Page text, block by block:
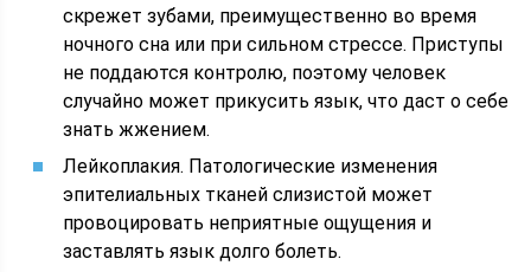
скрежет зубами, преимущественно во время
ночного сна или при сильном стрессе. Приступы
не поддаются контролю, поэтому человек
случайно может прикусить язык, что даст о себе
знать жжением.
Лейкоплакия. Патологические изменения
эпителиальных тканей слизистой может
провоцировать неприятные ощущения и
заставлять язык долго болеть.